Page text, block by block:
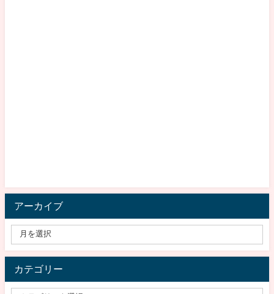
アーカイブ
カテゴリー